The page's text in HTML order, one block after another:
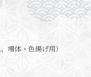
増体・色揚げ用）